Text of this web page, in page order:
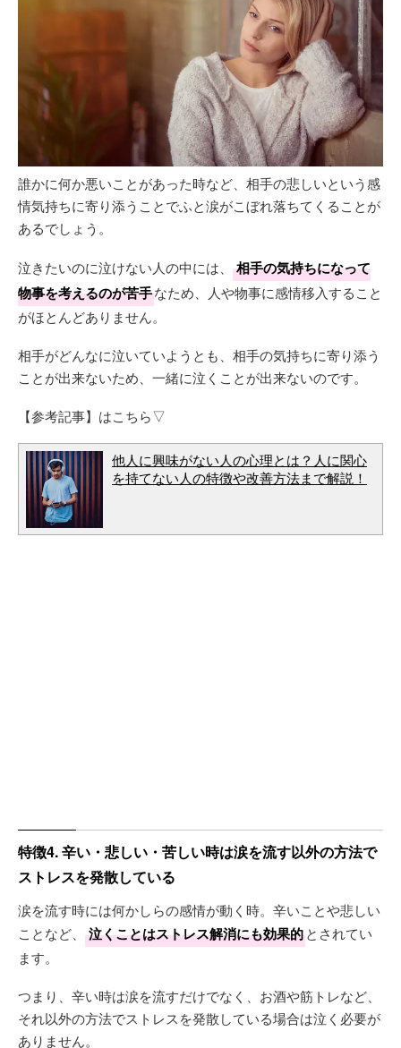
誰かに何か悪いことがあった時など、相手の悲しいという感
情気持ちに寄り添うことでふと涙がこぼれ落ちてくることが
あるでしょう。
泣きたいのに泣けない人の中には、
相手の気持ちになって
物事を考えるのが苦手なため、人や物事に感情移入すること
がほとんどありません。
相手がどんなに泣いていようとも、相手の気持ちに寄り添う
ことが出来ないため、一緒に泣くことが出来ないのです。
【参考記事】はこちら▽
他人に興味がない人の心理とは？人に関心
を持てない人の特徴や改善方法まで解説！
特徴4. 辛い・悲しい・苦しい時は涙を流す以外の方法で
ストレスを発散している
涙を流す時には何かしらの感情が動く時。辛いことや悲しい
ことなど、
泣くことはストレス解消にも効果的とされてい
ます。
つまり、辛い時は涙を流すだけでなく、お酒や筋トレなど、
それ以外の方法でストレスを発散している場合は泣く必要が
ありません。